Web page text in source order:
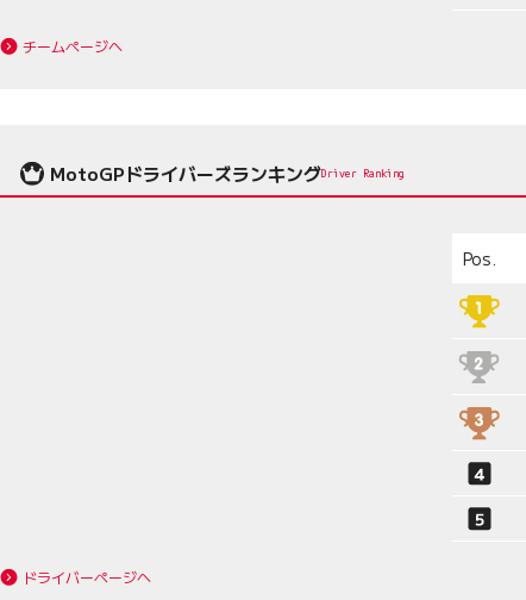
チームページへ
MotoGPドライバーズランキングDriver Ranking
Pos.
ドライバーページへ